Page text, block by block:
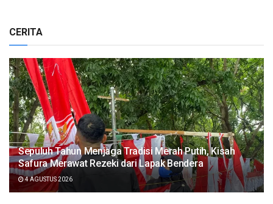
CERITA
Sepuluh Tahun Menjaga Tradisi Merah Putih, Kisah
Safura Merawat Rezeki dari Lapak Bendera
4 AGUSTUS 2026